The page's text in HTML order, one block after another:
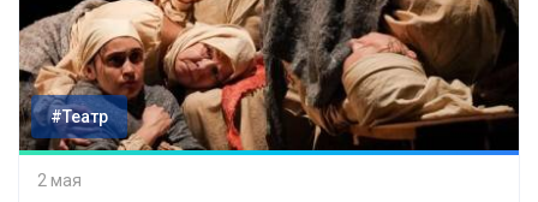
#Театр
2 мая